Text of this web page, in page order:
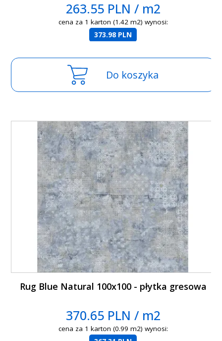
263.55 PLN / m2
cena za 1 karton (1.42 m2) wynosi:
373.98 PLN
Do koszyka
Rug Blue Natural 100x100 - płytka gresowa
370.65 PLN / m2
cena za 1 karton (0.99 m2) wynosi: